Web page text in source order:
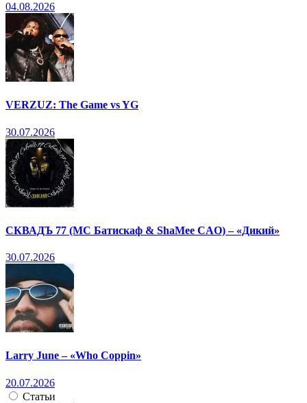
04.08.2026
VERZUZ: The Game vs YG
30.07.2026
СКВАДЪ 77 (МС Батискаф & ShaMee CAO) – «Дикий»
30.07.2026
Larry June – «Who Coppin»
20.07.2026
Статьи